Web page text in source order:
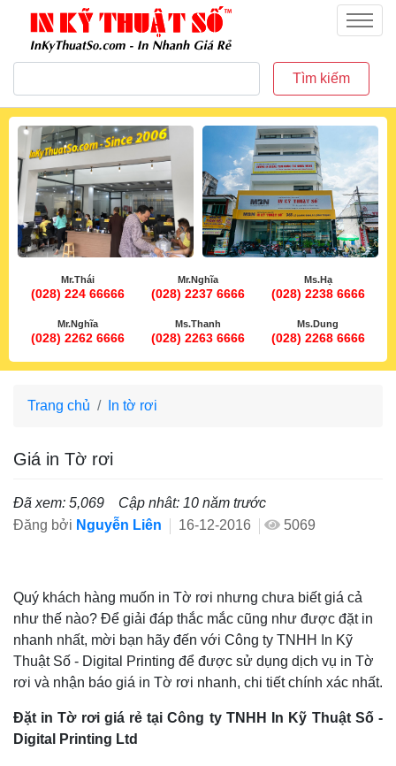
inkythuatso.com
Menu
Tìm kiếm
Mr.Thái
(028) 224 66666
Mr.Nghĩa
(028) 2237 6666
Ms.Hạ
(028) 2238 6666
Mr.Nghĩa
(028) 2262 6666
Ms.Thanh
(028) 2263 6666
Ms.Dung
(028) 2268 6666
Trang chủ In tờ rơi
Giá in Tờ rơi
Đã xem: 5,069
Cập nhât: 10 năm trước
Đăng bởi Nguyễn Liên 16-12-2016 5069
Quý khách hàng muốn in Tờ rơi nhưng chưa biết giá cả
như thế nào? Để giải đáp thắc mắc cũng như được đặt in
nhanh nhất, mời bạn hãy đến với Công ty TNHH In Kỹ
Thuật Số - Digital Printing để được sử dụng dịch vụ in Tờ
rơi và nhận báo giá in Tờ rơi nhanh, chi tiết chính xác nhất.
Đặt in Tờ rơi giá rẻ tại Công ty TNHH In Kỹ Thuật Số -
Digital Printing Ltd